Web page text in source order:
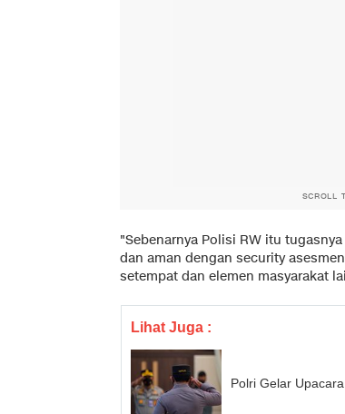
SCROLL
"Sebenarnya Polisi RW itu
dan aman dengan security
setempat dan elemen masyarakat
Lihat Juga :
Polri Gelar